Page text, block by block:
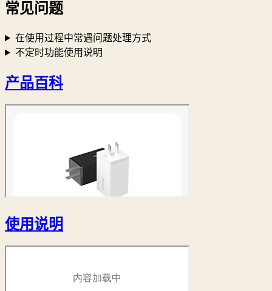
常见问题
在使用过程中常遇问题处理方式
不定时功能使用说明
产品百科
使用说明